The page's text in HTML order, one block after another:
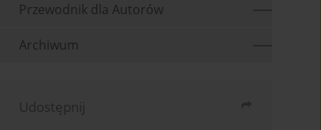
Przewodnik dla Autorów
Archiwum
Udostępnij